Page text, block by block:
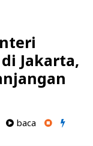
Jakarta,
baca